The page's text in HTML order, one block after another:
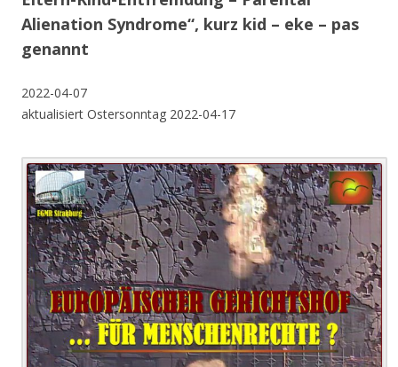
Alienation Syndrome“, kurz kid – eke – pas
genannt
2022-04-07
aktualisiert Ostersonntag 2022-04-17